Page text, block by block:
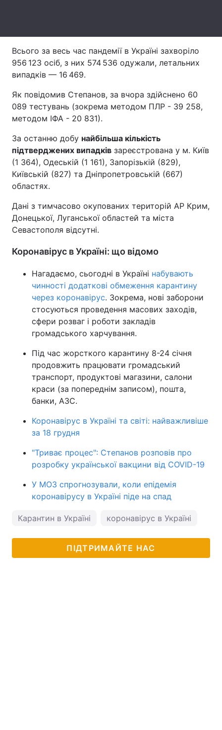
Тема оформлення
Всього за весь час пандемії в Україні захворіло
956 123 осіб, з них 574 536 одужали, летальних
випадків — 16 469.
Як повідомив Степанов, за вчора здійснено 60
089 тестувань (зокрема методом ПЛР - 39 258,
методом ІФА - 20 831).
За останню добу найбільша кількість
підтверджених випадків зареєстрована у м. Київ
(1 364), Одеській (1 161), Запорізькій (829),
Київській (827) та Дніпропетровській (667)
областях.
Дані з тимчасово окупованих територій АР Крим,
Донецької, Луганської областей та міста
Севастополя відсутні.
Коронавірус в Україні: що відомо
Нагадаємо, сьогодні в Україні набувають
чинності додаткові обмеження карантину
через коронавірус. Зокрема, нові заборони
стосуються проведення масових заходів,
сфери розваг і роботи закладів
громадського харчування.
Під час жорсткого карантину 8-24 січня
продовжить працювати громадський
транспорт, продуктові магазини, салони
краси (за попереднім записом), пошта,
банки, АЗС.
Коронавірус в Україні та світі: найважливіше
за 18 грудня
"Триває процес": Степанов розповів про
розробку української вакцини від COVID-19
У МОЗ спрогнозували, коли епідемія
коронавірусу в Україні піде на спад
Карантин в Україні коронавірус в Україні
ПІДТРИМАЙТЕ НАС